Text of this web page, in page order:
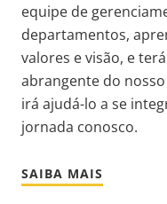
equipe de
departamentos,
valores e visão, e
abrangente do
irá ajudá-lo a se
jornada conosco.
SAIBA MAIS